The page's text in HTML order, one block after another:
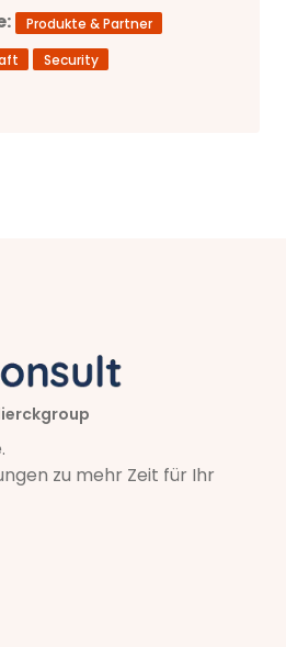
Produkte & Partner
Security
zu mehr Zeit für Ihr